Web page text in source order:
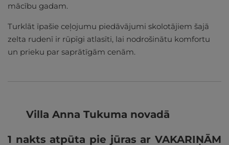
mācību gadam.
Turklāt īpašie ceļojumu piedāvājumi skolotājiem šajā
zelta rudenī ir rūpīgi atlasīti, lai nodrošinātu komfortu
un prieku par saprātīgām cenām.
Villa Anna Tukuma novadā
1 nakts atpūta pie jūras ar VAKARIŅĀM